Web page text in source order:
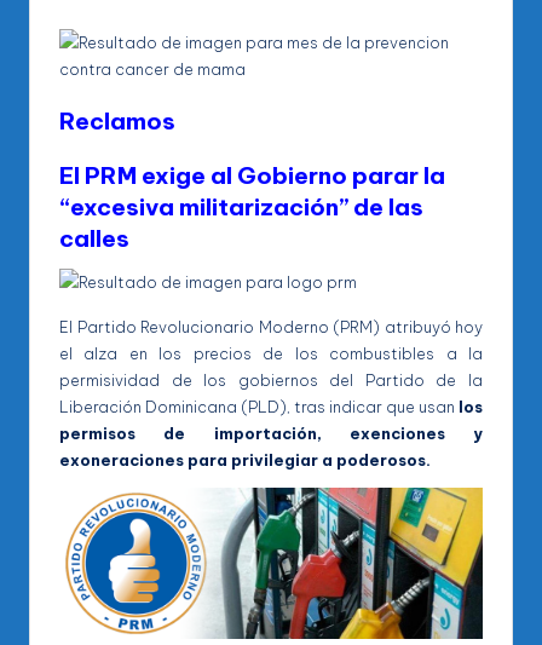
Reclamos
El PRM exige al Gobierno parar la
“excesiva militarización” de las
calles
El Partido Revolucionario Moderno (PRM) atribuyó hoy
el alza en los precios de los combustibles a la
permisividad de los gobiernos del Partido de la
Liberación Dominicana (PLD), tras indicar que usan los
permisos de importación, exenciones y
exoneraciones para privilegiar a poderosos.